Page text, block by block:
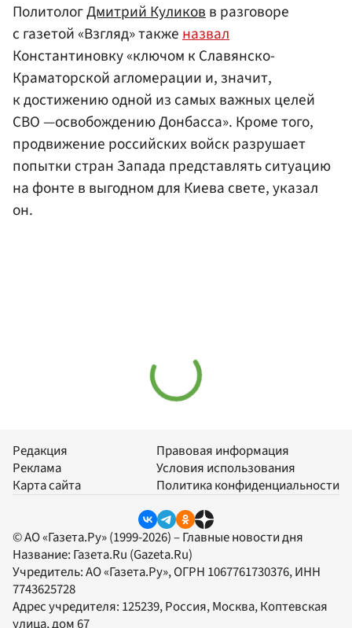
ПолитологДмитрий Куликовв разговоре
с газетой «Взгляд» такженазвал
Константиновку «ключом к Славянско-
Краматорской агломерации и, значит,
к достижению одной из самых важных целей
СВО —освобождению Донбасса». Кроме того,
продвижение российских войск разрушает
попытки стран Запада представлять ситуацию
на фонте в выгодном для Киева свете, указал
он.
Редакция
Реклама
Карта сайта
Правовая информация
Условия использования
Политика конфиденциальности
© АО «Газета.Ру» (1999-2026) – Главные новости дня
Название: Газета.Ru (Gazeta.Ru)
Учредитель:АО «Газета.Ру», ОГРН 1067761730376, ИНН
7743625728
Адрес учредителя: 125239, Россия, Москва, Коптевская
улица, дом 67